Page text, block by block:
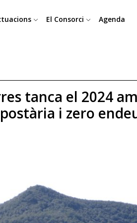
El Consorci Agenda
tanca el 2024
i zero